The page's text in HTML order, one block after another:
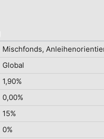
Mischfonds,
Global
1,90%
0,00%
15%
0%